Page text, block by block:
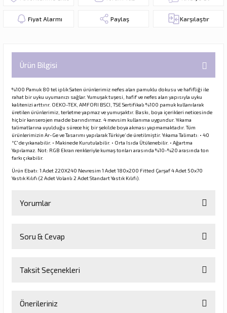
Fiyat Alarmı Paylaş Karşılaştır
Ürün Bilgisi
%100 Pamuk 80 tel iplik Saten ürünlerimiz nefes alan pamuklu dokusu ve hafifliği ile
rahat bir uyku uyumanızı sağlar. Yumuşak tuşesi, hafif ve nefes alan yapısıyla uyku
kalitenizi arttırır. OEKO-TEX, AMFORI BSCI, TSE Sertifikalı %100 pamuk kullanılarak
üretilen ürünlerimiz, terletme yapmaz ve yumuşaktır. Baskı, boya içerikleri neticesinde
hiçbir kanserojen madde barındırmaz. 4 mevsim kullanıma uygundur. Yıkama
talimatlarına uyulduğu sürece hiç bir şekilde boya akması yapmamaktadır. Tüm
ürünlerimizin Ar-Ge ve Tasarımı yapılarak Türkiye’de üretilmiştir. Yıkama Talimatı: • 40
°C'de yıkanabilir. • Makinede Kurutulabilir. • Orta Isıda Ütülenebilir. • Ağartma
Yapılamaz. Not: RGB Ekran renkleriyle kumaş tonları arasında %10-%20 arasında ton
farkı çıkabilir.
Ürün Ebatı: 1 Adet 220X240 Nevresim 1 Adet 180x200 Fitted Çarşaf 4 Adet 50x70
Yastık Kılıfı (2 Adet Volanlı 2 Adet Standart Yastık Kılıfı).
Yorumlar
Soru & Cevap
Taksit Seçenekleri
Önerileriniz